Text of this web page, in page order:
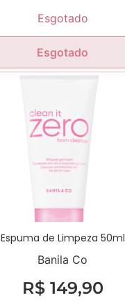
Esgotado
Esgotado
Espuma de Limpeza 50ml
Banila Co
R$149,90